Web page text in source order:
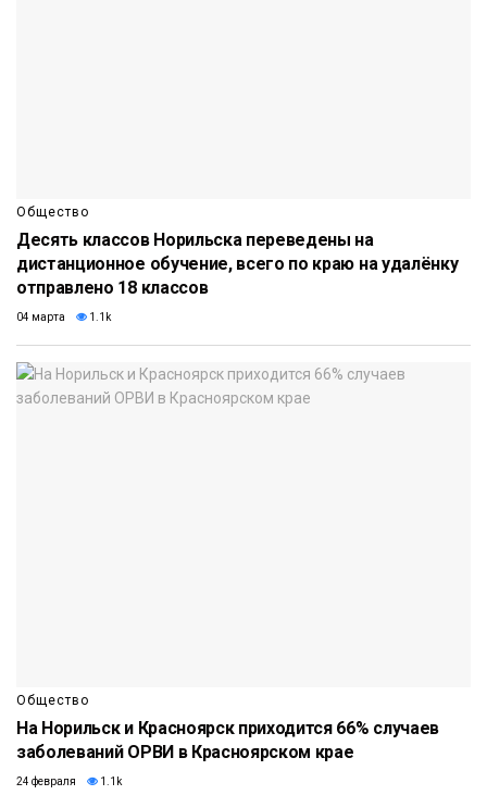
Общество
Десять классов Норильска переведены на
дистанционное обучение, всего по краю на удалёнку
отправлено 18 классов
04 марта 1.1k
Общество
На Норильск и Красноярск приходится 66% случаев
заболеваний ОРВИ в Красноярском крае
24 февраля 1.1k